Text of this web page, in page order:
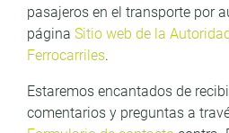
pasajeros en el transporte por
página Sitio web de la
Ferrocarriles.
Estaremos encantados de
comentarios y preguntas a